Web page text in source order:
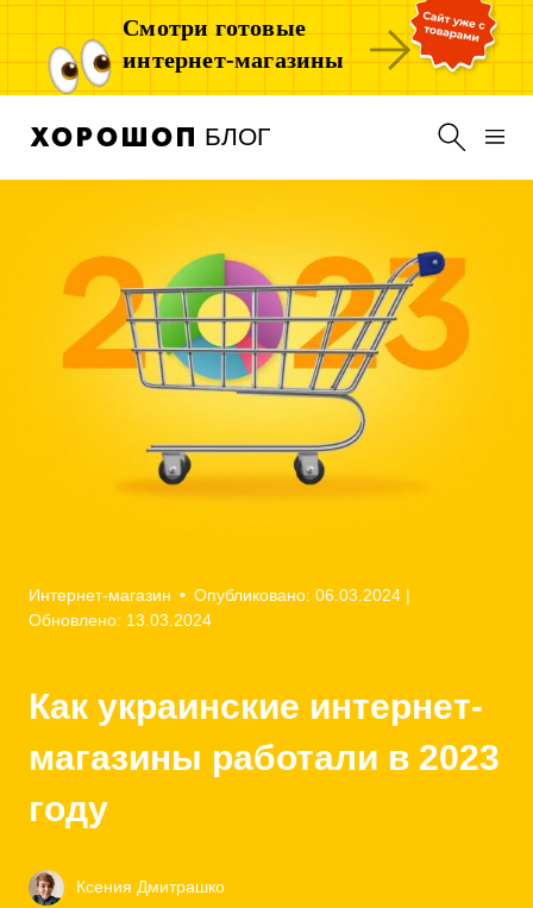
Смотри готовые
интернет-магазины
БЛОГ
Интернет-магазин • Опубликовано: 06.03.2024 |
Обновлено: 13.03.2024
Как украинские интернет-
магазины работали в 2023
году
Ксения Дмитрашко